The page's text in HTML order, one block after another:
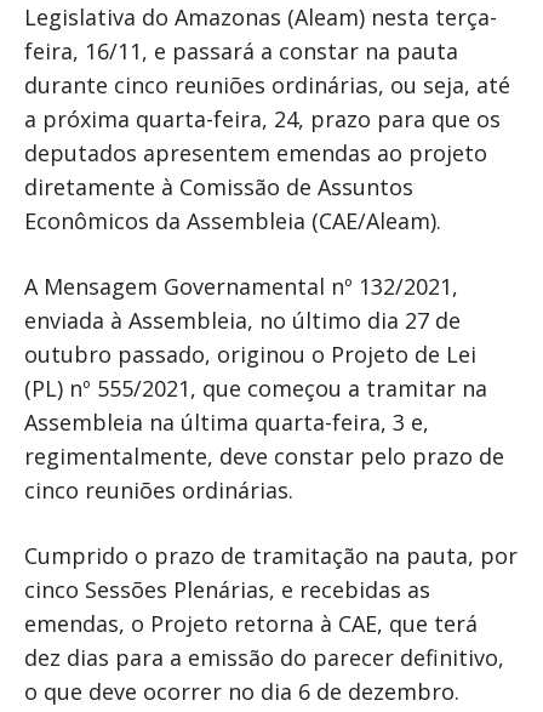
Legislativa do Amazonas (Aleam) nesta terça-
feira, 16/11, e passará a constar na pauta
durante cinco reuniões ordinárias, ou seja, até
a próxima quarta-feira, 24, prazo para que os
deputados apresentem emendas ao projeto
diretamente à Comissão de Assuntos
Econômicos da Assembleia (CAE/Aleam).
A Mensagem Governamental nº 132/2021,
enviada à Assembleia, no último dia 27 de
outubro passado, originou o Projeto de Lei
(PL) nº 555/2021, que começou a tramitar na
Assembleia na última quarta-feira, 3 e,
regimentalmente, deve constar pelo prazo de
cinco reuniões ordinárias.
Cumprido o prazo de tramitação na pauta, por
cinco Sessões Plenárias, e recebidas as
emendas, o Projeto retorna à CAE, que terá
dez dias para a emissão do parecer definitivo,
o que deve ocorrer no dia 6 de dezembro.